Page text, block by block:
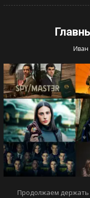
Продолжаем держать